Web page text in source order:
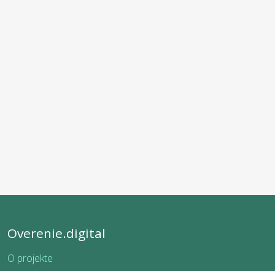
Overenie.digital
O projekte